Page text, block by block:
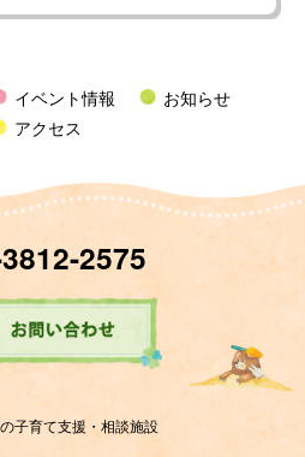
イベント情報
お知らせ
アクセス
2575
子育て支援・相談施設